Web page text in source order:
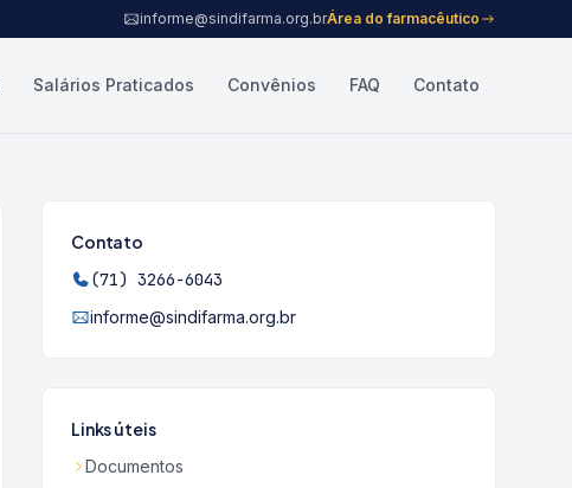
informe@sindifarma.org.brÁrea do farmacêutico
Salários Praticados Convênios FAQ Contato
Contato
(71) 3266-6043
informe@sindifarma.org.br
Links úteis
Documentos